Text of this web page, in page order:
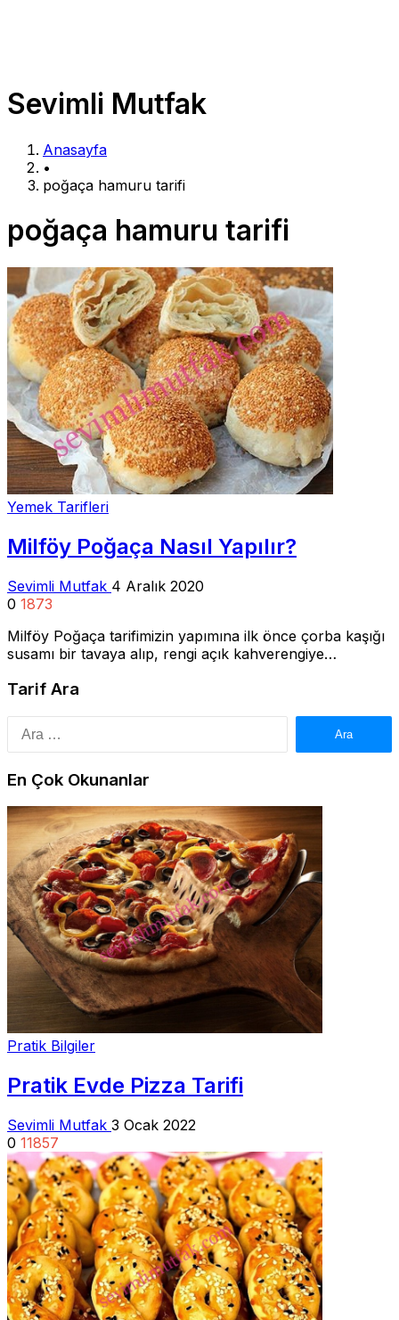
Sevimli Mutfak
Anasayfa
•
poğaça hamuru tarifi
poğaça hamuru tarifi
Yemek Tarifleri
Milföy Poğaça Nasıl Yapılır?
Sevimli Mutfak 4 Aralık 2020
0 1873
Milföy Poğaça tarifimizin yapımına ilk önce çorba kaşığı
susamı bir tavaya alıp, rengi açık kahverengiye…
Tarif Ara
En Çok Okunanlar
Pratik Bilgiler
Pratik Evde Pizza Tarifi
Sevimli Mutfak 3 Ocak 2022
0 11857